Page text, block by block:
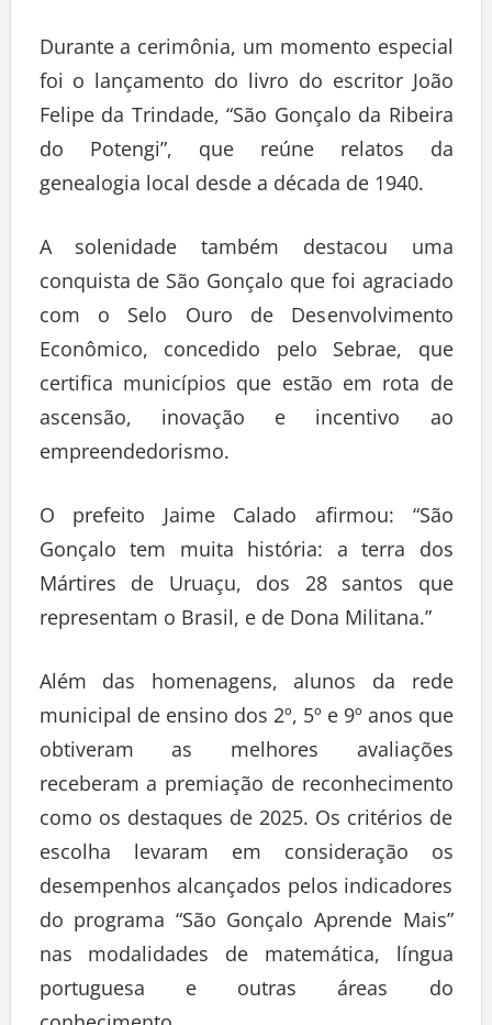
Durante a cerimônia, um momento especial
foi o lançamento do livro do escritor João
Felipe da Trindade, “São Gonçalo da Ribeira
do Potengi”, que reúne relatos da
genealogia local desde a década de 1940.
A solenidade também destacou uma
conquista de São Gonçalo que foi agraciado
com o Selo Ouro de Desenvolvimento
Econômico, concedido pelo Sebrae, que
certifica municípios que estão em rota de
ascensão, inovação e incentivo ao
empreendedorismo.
O prefeito Jaime Calado afirmou: “São
Gonçalo tem muita história: a terra dos
Mártires de Uruaçu, dos 28 santos que
representam o Brasil, e de Dona Militana.”
Além das homenagens, alunos da rede
municipal de ensino dos 2º, 5º e 9º anos que
obtiveram as melhores avaliações
receberam a premiação de reconhecimento
como os destaques de 2025. Os critérios de
escolha levaram em consideração os
desempenhos alcançados pelos indicadores
do programa “São Gonçalo Aprende Mais”
nas modalidades de matemática, língua
portuguesa e outras áreas do